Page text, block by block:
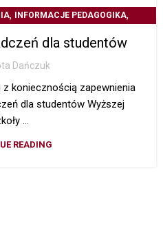
, INFORMACJE PEDAGOGIKA,
dla studentów
Dańczuk
koniecznością zapewnienia
dla studentów Wyższej
...
READING